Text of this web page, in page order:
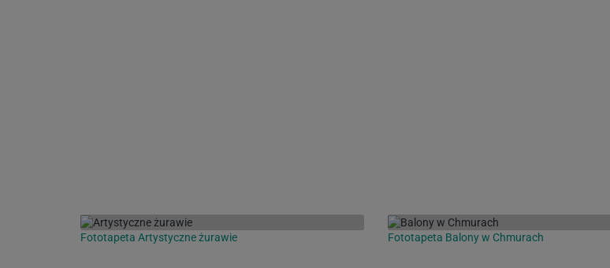
Fototapeta Artystyczne żurawie Fototapeta Balony w Chmurach